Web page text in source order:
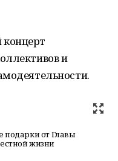
и
подарки от Главы
жизни